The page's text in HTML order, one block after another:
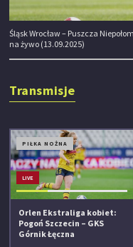
Śląsk Wrocław – Puszcza
na żywo (13.09.2025)
Transmisje
PIŁKA NOŻNA
LIVE
Orlen Ekstraliga kobiet:
Pogoń Szczecin – GKS
Górnik Łęczna